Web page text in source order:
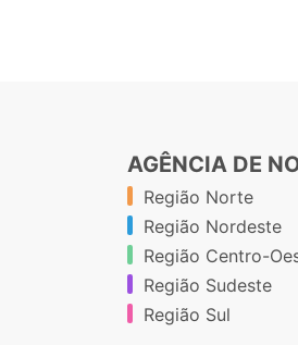
AGÊNCIA DE
Região Norte
Região Nordeste
Região Centro-
Região Sudeste
Região Sul